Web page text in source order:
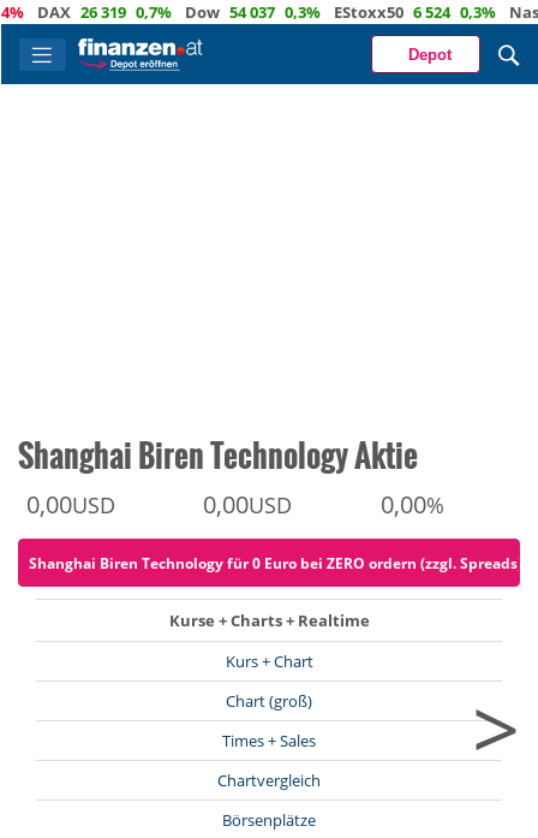
26 319 0,7% Dow 54 037 0,3% EStoxx50 6 524 0,3% Nasdaq
Depot
Shanghai Biren Technology Aktie
0,00USD 0,00USD 0,00%
Shanghai Biren Technology für 0 Euro bei ZERO ordern (zzgl. Spreads)
Kurse + Charts + Realtime
Kurs + Chart
Chart (groß)
Times + Sales
Chartvergleich
Börsenplätze
>